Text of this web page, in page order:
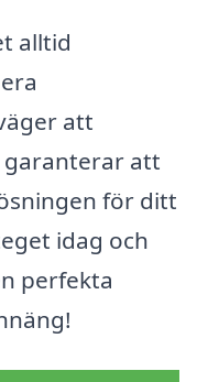
alltid
att
garanterar att
för ditt
idag och
perfekta